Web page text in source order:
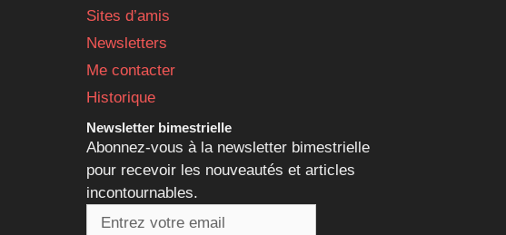
Sites d’amis
Newsletters
Me contacter
Historique
Newsletter bimestrielle
Abonnez-vous à la newsletter bimestrielle
pour recevoir les nouveautés et articles
incontournables.